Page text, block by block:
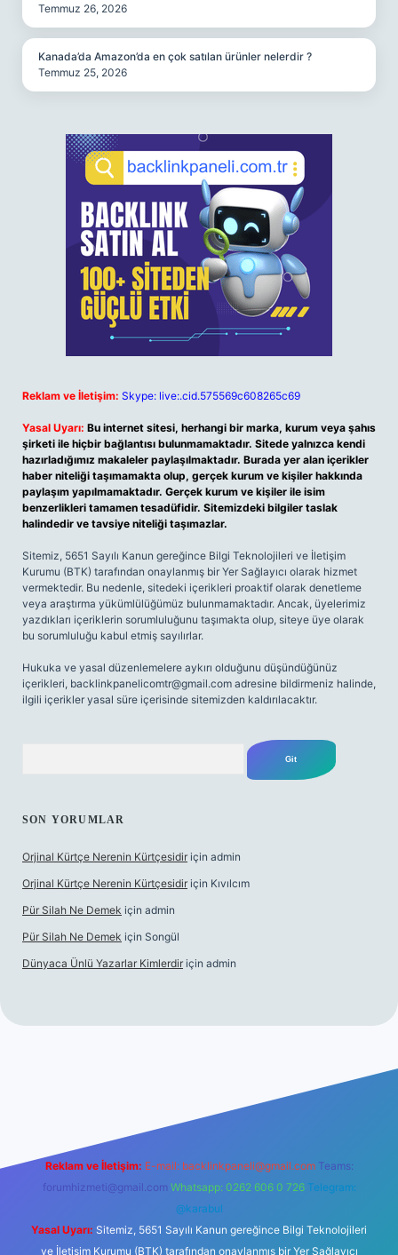
Temmuz 26, 2026
Kanada’da Amazon’da en çok satılan ürünler nelerdir ?
Temmuz 25, 2026
Reklam ve İletişim: Skype: live:.cid.575569c608265c69
Yasal Uyarı: Bu internet sitesi, herhangi bir marka, kurum veya şahıs
şirketi ile hiçbir bağlantısı bulunmamaktadır. Sitede yalnızca kendi
hazırladığımız makaleler paylaşılmaktadır. Burada yer alan içerikler
haber niteliği taşımamakta olup, gerçek kurum ve kişiler hakkında
paylaşım yapılmamaktadır. Gerçek kurum ve kişiler ile isim
benzerlikleri tamamen tesadüfidir. Sitemizdeki bilgiler taslak
halindedir ve tavsiye niteliği taşımazlar.
Sitemiz, 5651 Sayılı Kanun gereğince Bilgi Teknolojileri ve İletişim
Kurumu (BTK) tarafından onaylanmış bir Yer Sağlayıcı olarak hizmet
vermektedir. Bu nedenle, sitedeki içerikleri proaktif olarak denetleme
veya araştırma yükümlülüğümüz bulunmamaktadır. Ancak, üyelerimiz
yazdıkları içeriklerin sorumluluğunu taşımakta olup, siteye üye olarak
bu sorumluluğu kabul etmiş sayılırlar.
Hukuka ve yasal düzenlemelere aykırı olduğunu düşündüğünüz
içerikleri, backlinkpanelicomtr@gmail.com adresine bildirmeniz halinde,
ilgili içerikler yasal süre içerisinde sitemizden kaldırılacaktır.
SON YORUMLAR
Orjinal Kürtçe Nerenin Kürtçesidir için admin
Orjinal Kürtçe Nerenin Kürtçesidir için Kıvılcım
Pür Silah Ne Demek için admin
Pür Silah Ne Demek için Songül
Dünyaca Ünlü Yazarlar Kimlerdir için admin
Reklam ve İletişim: E-mail: backlinkpaneli@gmail.com Teams:
forumhizmeti@gmail.com Whatsapp: 0262 606 0 726 Telegram:
@karabul
Yasal Uyarı: Sitemiz, 5651 Sayılı Kanun gereğince Bilgi Teknolojileri
ve İletişim Kurumu (BTK) tarafından onaylanmış bir Yer Sağlayıcı